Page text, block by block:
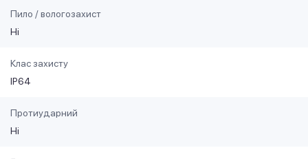
Пило / вологозахист
Ні
Клас захисту
IP64
Протиударний
Ні